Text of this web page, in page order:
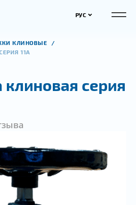
РУС
КЛИНОВЫЕ
11А
серия